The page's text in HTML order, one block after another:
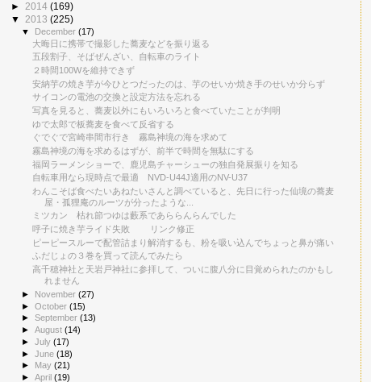
► 2014 (169)
▼ 2013 (225)
▼ December(17)
大晦日に携帯で撮影した蕎麦などを振り返る
五段割子、そばぜんざい、自転車のライト
２時間100Wを維持できず
安納芋の焼き芋が今ひとつだったのは、芋のせいか焼き手のせいか分らず
サイコンの電池の交換と設定方法を忘れる
写真を見ると、蕎麦以外にもいろいろと食べていたことが判明
ゆで太郎で板蕎麦を食べて反省する
ぐでぐで宮崎串間市行き 霧島神境の海を求めて
霧島神境の海を求めるはずが、前半で時間を無駄にする
福岡ラーメンショーで、鹿児島チャーシューの独自発展振りを知る
自転車用なら現時点で最適 NVD-U44J適用のNV-U37
わんこそば食べたいあねたいさんと調べていると、先日に行った仙境の蕎麦
屋・孤狸庵のルーツが分ったような...
ミツカン 枯れ節つゆは藪系であららんらんでした
呼子に焼き芋ライド失敗 リンク修正
ピーピースルーで配管詰まり解消するも、粉を吸い込んでちょっと鼻が痛い
ふだじょの３巻を買って読んでみたら
高千穂神社と天岩戸神社に参拝して、ついに腹八分に目覚められたのかもし
れません
► November(27)
►October(15)
►September(13)
►August(14)
►July(17)
►June(18)
►
May(21)
►April(19)